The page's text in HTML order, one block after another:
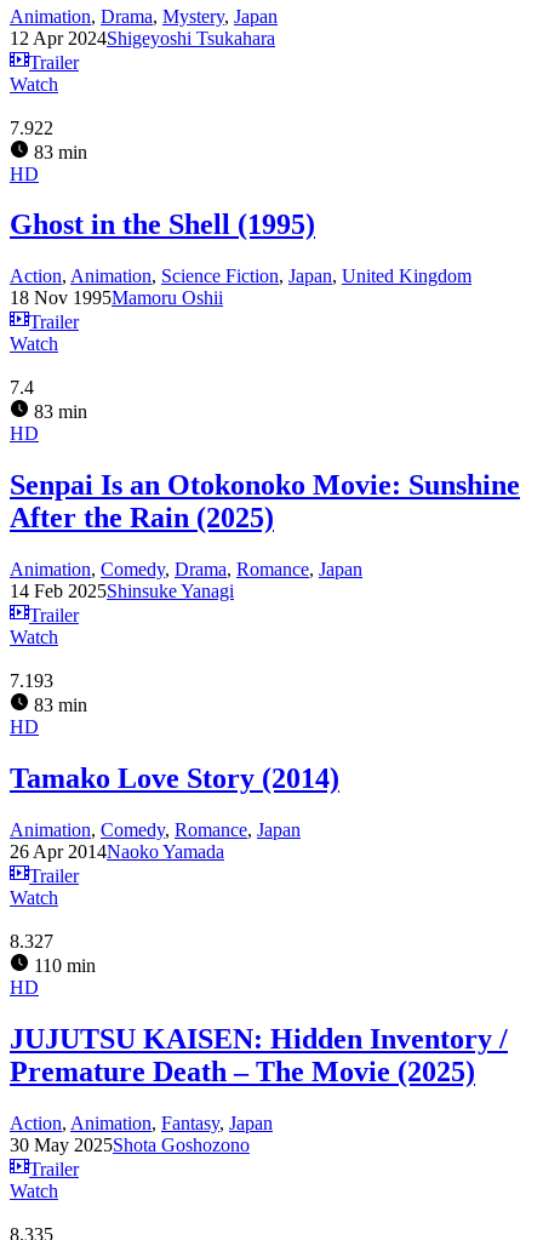
Animation, Drama, Mystery, Japan
12 Apr 2024Shigeyoshi Tsukahara
Trailer
Watch
7.922
83 min
HD
Ghost in the Shell (1995)
Action, Animation, Science Fiction, Japan, United Kingdom
18 Nov 1995Mamoru Oshii
Trailer
Watch
7.4
83 min
HD
Senpai Is an Otokonoko Movie: Sunshine
After the Rain (2025)
Animation, Comedy, Drama, Romance, Japan
14 Feb 2025Shinsuke Yanagi
Trailer
Watch
7.193
83 min
HD
Tamako Love Story (2014)
Animation, Comedy, Romance, Japan
26 Apr 2014Naoko Yamada
Trailer
Watch
8.327
110 min
HD
JUJUTSU KAISEN: Hidden Inventory /
Premature Death – The Movie (2025)
Action, Animation, Fantasy, Japan
30 May 2025Shota Goshozono
Trailer
Watch
8.335